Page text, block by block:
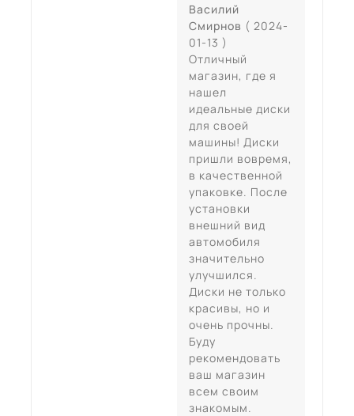
Василий
Смирнов ( 2024-
01-13 )
Отличный
магазин, где я
нашел
идеальные диски
для своей
машины! Диски
пришли вовремя,
в качественной
упаковке. После
установки
внешний вид
автомобиля
значительно
улучшился.
Диски не только
красивы, но и
очень прочны.
Буду
рекомендовать
ваш магазин
всем своим
знакомым.